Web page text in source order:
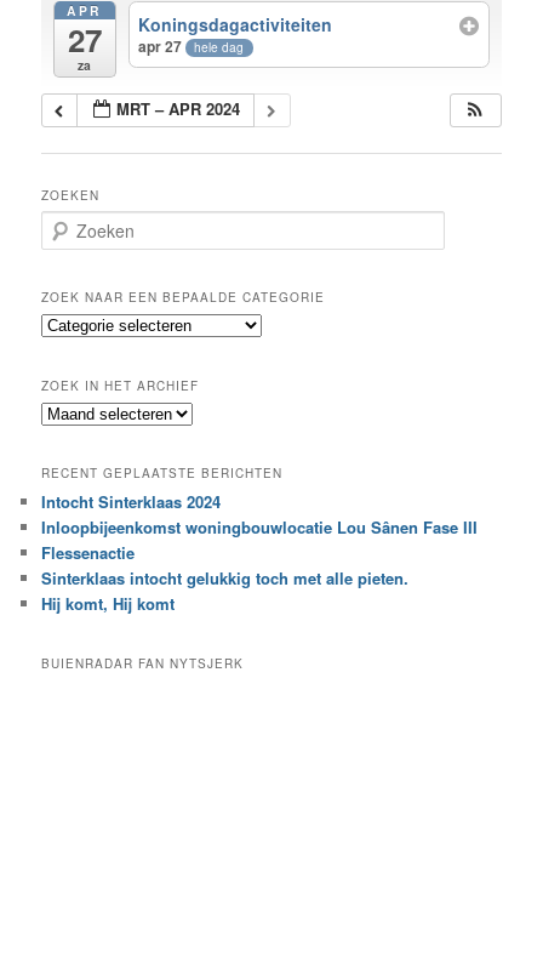
APR
27
za
Koningsdagactiviteiten
apr 27 hele dag
MRT – APR 2024
ZOEKEN
o
k
e
n
ZOEK NAAR EEN BEPAALDE CATEGORIE
Z
k
n
e
e
n
b
e
a
ZOEK IN HET ARCHIEF
Z
k
i
n
h
e
t
c
RECENT GEPLAATSTE BERICHTEN
Intocht Sinterklaas 2024
Inloopbijeenkomst woningbouwlocatie Lou Sânen Fase III
Flessenactie
Sinterklaas intocht gelukkig toch met alle pieten.
Hij komt, Hij komt
BUIENRADAR FAN NYTSJERK